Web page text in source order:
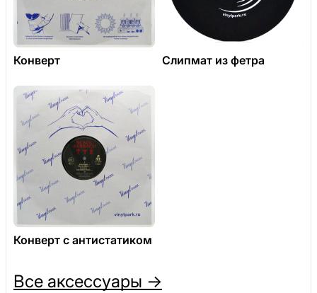
Конверт Слипмат из фетра
Конверт с антистатиком
Все аксессуары →